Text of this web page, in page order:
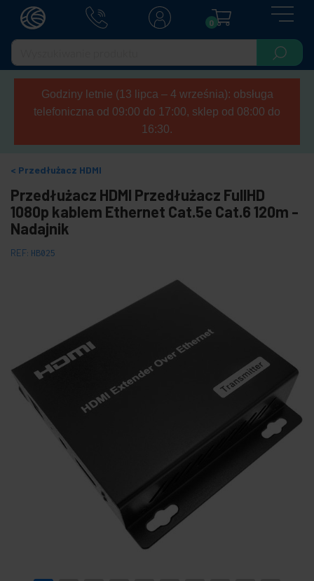
0
Godziny letnie (13 lipca – 4 września): obsługa
telefoniczna od 09:00 do 17:00, sklep od 08:00 do
16:30.
Przedłużacz HDMI
Przedłużacz HDMI Przedłużacz FullHD
1080p kablem Ethernet Cat.5e Cat.6 120m -
Nadajnik
REF: HB025